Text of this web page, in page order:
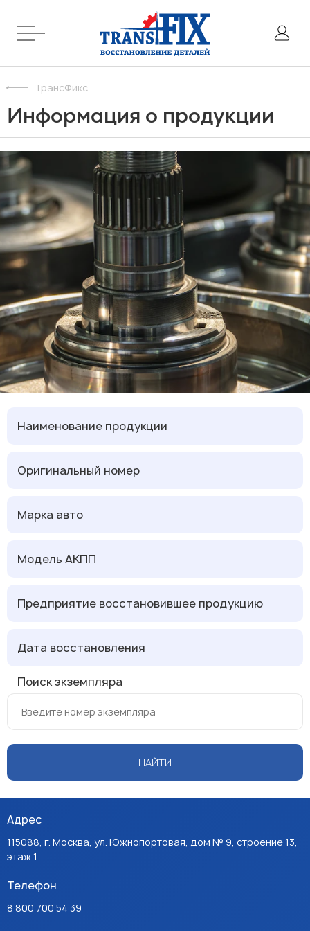
ТрансФикс
Информация о продукции
Наименование продукции
Оригинальный номер
Марка авто
Модель АКПП
Предприятие восстановившее продукцию
Дата восстановления
Поиск экземпляра
НАЙТИ
Адрес
115088, г. Москва, ул. Южнопортовая, дом № 9, строение 13,
этаж 1
Телефон
8 800 700 54 39